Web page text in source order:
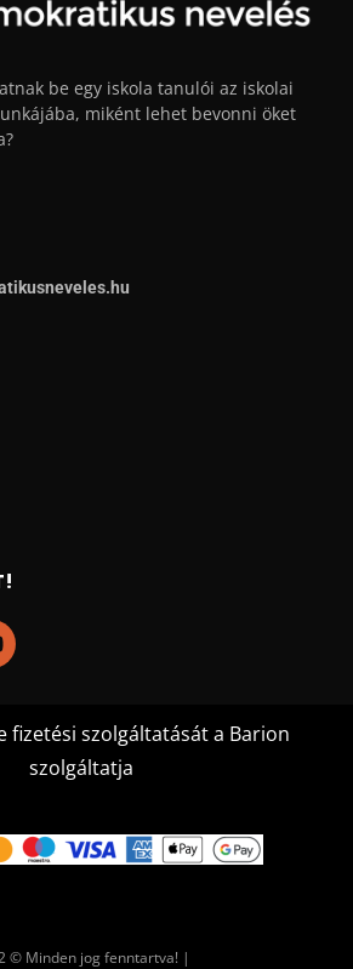
be egy iskola tanulói az iskolai
miként lehet bevonni öket
fizetési szolgáltatását a Barion
szolgáltatja
© Minden jog fenntartva! |